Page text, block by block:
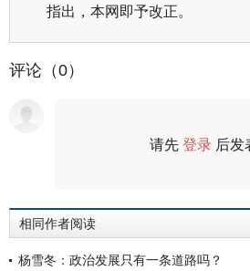
指出，本网即予改正。
评论（0）
请先登录 后发
相同作者阅读
杨雪冬：政治发展只有一条道路吗？